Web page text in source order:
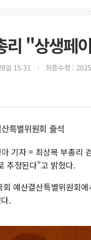
리 "상생페
일 15:31 최종수정 :
특별위원회 출석
기자 = 최상목 부총리
추정된다"고 밝혔다.
예산결산특별위원회
.